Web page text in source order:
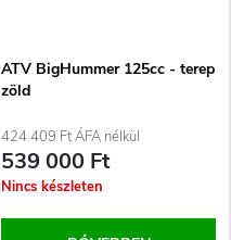
ATV BigHummer 125cc - terep
zöld
424 409 Ft ÁFA nélkül
539 000 Ft
Nincs készleten